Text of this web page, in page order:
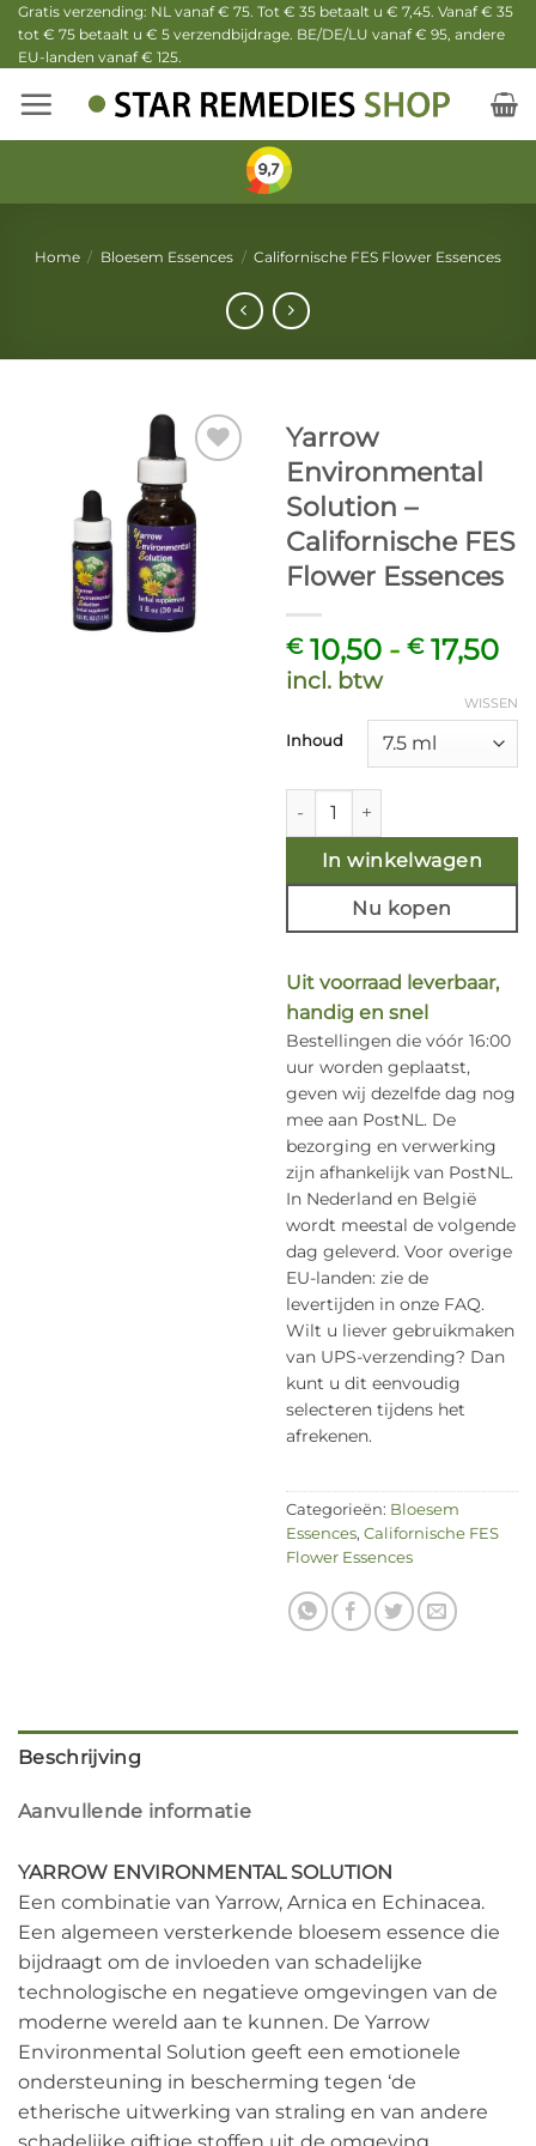
Ga
naar
inhoud
Gratis verzending: NL vanaf € 75. Tot € 35 betaalt u € 7,45. Vanaf € 35
tot € 75 betaalt u € 5 verzendbijdrage. BE/DE/LU vanaf € 95, andere
EU-landen vanaf € 125.
Home / Bloesem Essences / Californische FES Flower Essences
Yarrow
Environmental
Solution –
Californische FES
Flower Essences
€10,50 - €17,50
€
incl. btw
Inhoud
WISSEN
Yarrow Environmental
In winkelwagen
Nu kopen
Uit voorraad leverbaar,
handig en snel
Bestellingen die vóór 16:00
uur worden geplaatst,
geven wij dezelfde dag nog
mee aan PostNL. De
bezorging en verwerking
zijn afhankelijk van PostNL.
In Nederland en België
wordt meestal de volgende
dag geleverd. Voor overige
EU-landen: zie de
levertijden in onze FAQ.
Wilt u liever gebruikmaken
van UPS-verzending? Dan
kunt u dit eenvoudig
selecteren tijdens het
afrekenen.
Categorieën: Bloesem
Essences, Californische FES
Flower Essences
Beschrijving
Aanvullende informatie
YARROW ENVIRONMENTAL SOLUTION
Een combinatie van Yarrow, Arnica en Echinacea.
Een algemeen versterkende bloesem essence die
bijdraagt om de invloeden van schadelijke
technologische en negatieve omgevingen van de
moderne wereld aan te kunnen. De Yarrow
Environmental Solution geeft een emotionele
ondersteuning in bescherming tegen ‘de
etherische uitwerking van straling en van andere